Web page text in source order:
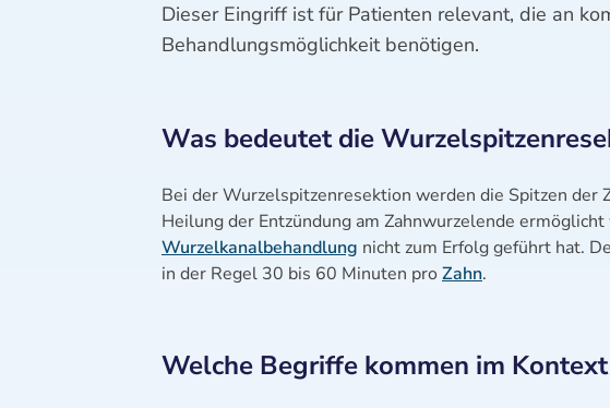
Dieser Eingriff ist für Patienten relevant, die an
Behandlungsmöglichkeit benötigen.
Was bedeutet die
Bei der Wurzelspitzenresektion werden die Spitzen
Heilung der Entzündung am Zahnwurzelende
Wurzelkanalbehandlung nicht zum Erfolg geführt hat.
in der Regel 30 bis 60 Minuten pro Zahn.
Welche Begriffe kommen im